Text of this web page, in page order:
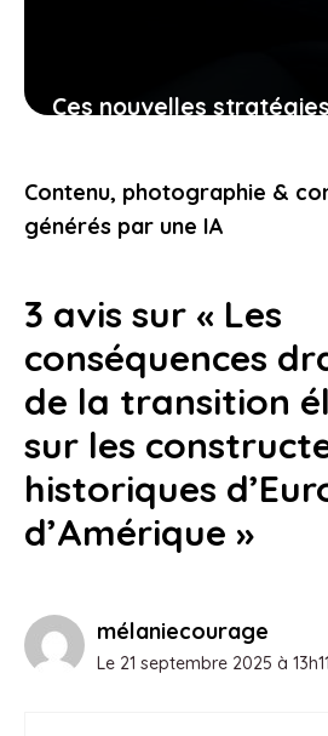
Ces nouvelles
pourraient-elles vous
24 janvier 2026
Contenu, photographie &
générés par une IA
3 avis sur « Les
conséquences
de la transition
sur les
historiques
d’Amérique »
mélaniecourage
Le 21 septembre 2025 à 13h11